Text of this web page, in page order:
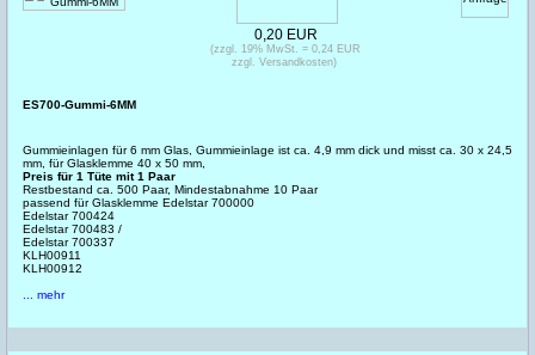
ES700-Gummi-6MM
Gummieinlagen für 6 mm Glas, Gummieinlage ist ca. 4,9 mm dick und misst ca. 30 x 24,5
mm, für Glasklemme 40 x 50 mm,
Preis für 1 Tüte mit 1 Paar
Restbestand ca. 500 Paar, Mindestabnahme 10 Paar
passend für Glasklemme Edelstar 700000
Edelstar 700424
Edelstar 700483 /
Edelstar 700337
KLH00911
KLH00912
... mehr
0,20 EUR
(zzgl. 19% MwSt. = 0,24 EUR
zzgl. Versandkosten)